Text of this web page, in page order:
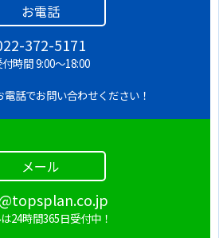
お電話
372-5171
付時間 9:00～18:00
話でお問い合わせください！
メール
24時間365日受付中！